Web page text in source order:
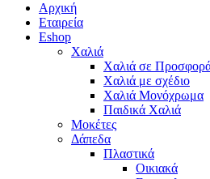
Αρχική
Εταιρεία
Eshop
Χαλιά
Χαλιά σε
Χαλιά με σχέδιο
Χαλιά Μονόχρωμα
Παιδικά Χαλιά
Μοκέτες
Δάπεδα
Πλαστικά
Οικιακά